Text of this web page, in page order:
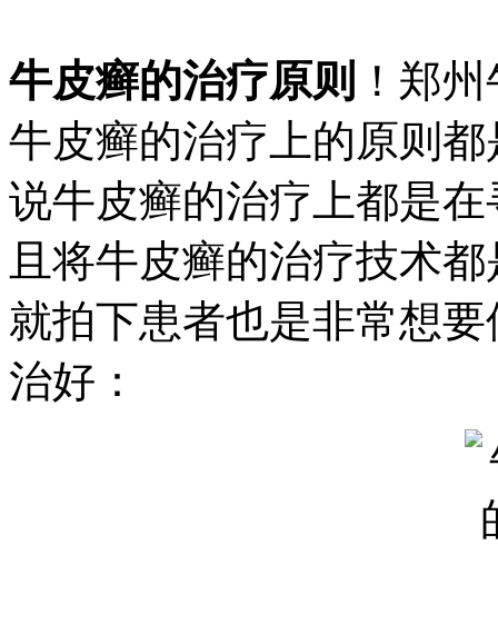
牛皮癣的治疗原则 ！郑
牛皮癣的治疗上的原则
说牛皮癣的治疗上都是
且将牛皮癣的治疗技术
就拍下患者也是非常想
治好：